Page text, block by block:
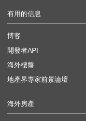
有用的信息
博客
開發者API
海外樓盤
地產界專家前景論壇
海外房產